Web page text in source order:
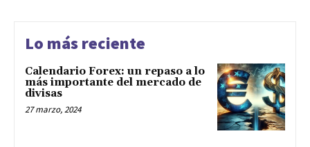
Lo más reciente
Calendario Forex: un repaso a lo
más importante del mercado de
divisas
27 marzo, 2024